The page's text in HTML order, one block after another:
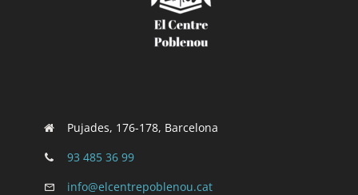
Pujades, 176-178, Barcelona
93 485 36 99
info@elcentrepoblenou.cat